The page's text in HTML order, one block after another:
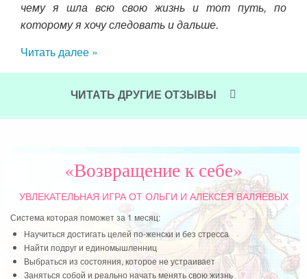
чему я шла всю свою жизнь и тот путь, по
которому я хочу следовать и дальше.
Читать далее »
ЧИТАТЬ ДРУГИЕ ОТЗЫВЫ
«Возвращение к себе»
УВЛЕКАТЕЛЬНАЯ ИГРАОТ ОЛЬГИ И АЛЕКСЕЯ ВАЛЯЕВЫХ
Система которая поможет за 1 месяц:
Научиться достигать целей по-женски и без стресса
Найти подруг и единомышленниц
Выбраться из состояния, которое не устраивает
Заняться собой и реально начать менять свою жизнь